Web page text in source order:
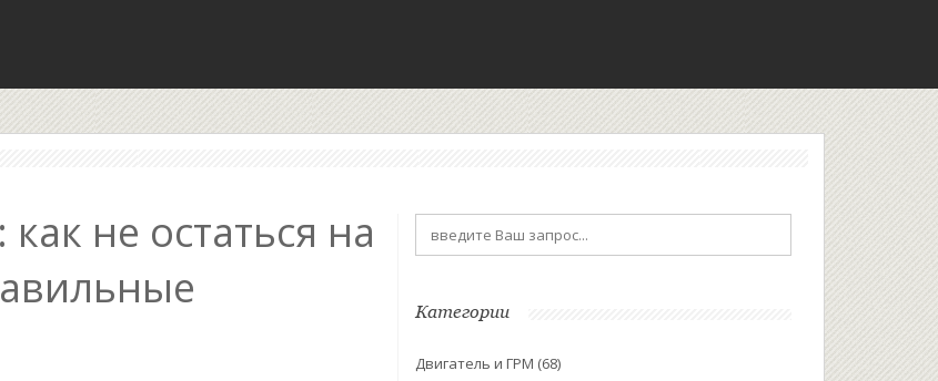
не остаться на
Категории
Двигатель и ГРМ (68)